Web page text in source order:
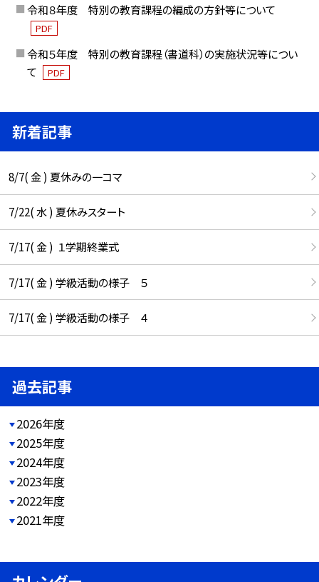
令和８年度 特別の教育課程の編成の方針等について
PDF
令和５年度 特別の教育課程（書道科）の実施状況等につい
て
PDF
新着記事
8/7( 金 ) 夏休みの一コマ
7/22( 水 ) 夏休みスタート
7/17( 金 ) １学期終業式
7/17( 金 ) 学級活動の様子 ５
7/17( 金 ) 学級活動の様子 ４
過去記事
2026年度
2025年度
2024年度
2023年度
2022年度
2021年度